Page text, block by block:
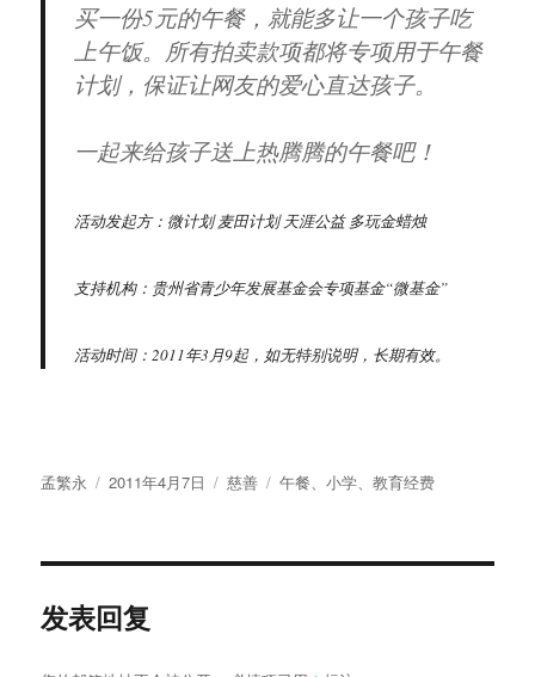
买一份5元的午餐，就能多让一个孩子吃
上午饭。所有拍卖款项都将专项用于午餐
计划，保证让网友的爱心直达孩子。
一起来给孩子送上热腾腾的午餐吧！
活动发起方：微计划 麦田计划 天涯公益 多玩金蜡烛
支持机构：贵州省青少年发展基金会专项基金“微基金”
活动时间：2011年3月9起，如无特别说明，长期有效。
作
孟繁永
发
2011年4月7日
分
慈善
标
午餐、小学、教育经费
发表回复